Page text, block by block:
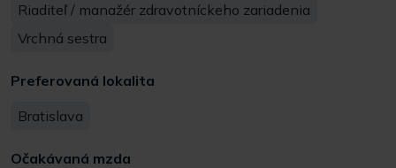
Riaditeľ / manažér zdravotníckeho zariadenia
Vrchná sestra
Preferovaná lokalita
Bratislava
Očakávaná mzda